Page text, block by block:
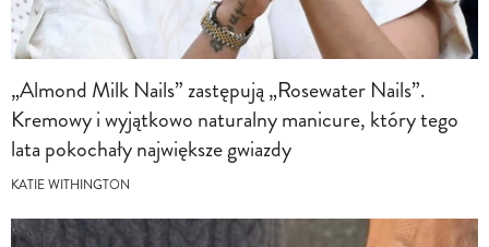
„Almond Milk Nails” zastępują „Rosewater Nails”.
Kremowy i wyjątkowo naturalny manicure, który tego
lata pokochały największe gwiazdy
KATIE WITHINGTON